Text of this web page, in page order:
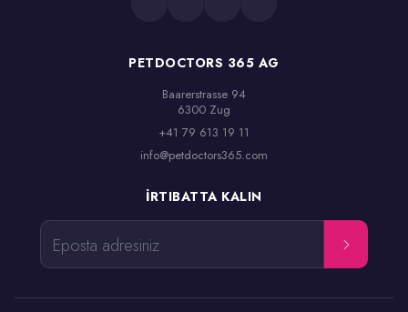
PETDOCTORS 365 AG
Baarerstrasse 94
6300 Zug
+41 79 613 19 11
info@petdoctors365.com
İRTIBATTA KALIN
Eposta adresiniz